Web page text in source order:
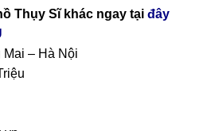
Thụy Sĩkhác ngay tại đây
Mai – Hà Nội